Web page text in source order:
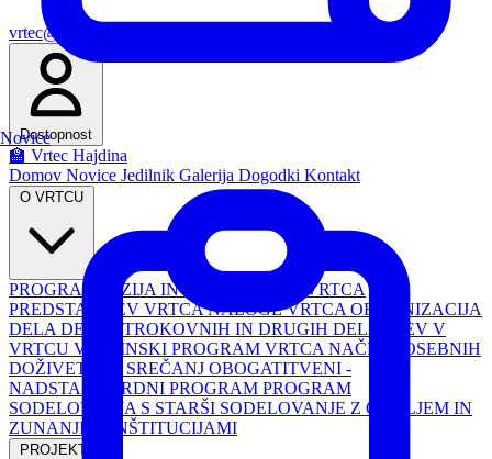
vrtec@os-hajdina.si
Dostopnost
🏫 Vrtec Hajdina
Domov Novice Jedilnik Galerija Dogodki Kontakt
O VRTCU
PROGRAM
VIZIJA IN POSLANSTVO VRTCA
PREDSTAVITEV VRTCANALOGE VRTCA ORGANIZACIJA
DELA DELO STROKOVNIH IN DRUGIH DELAVCEV V
VRTCU VSEBINSKI PROGRAM VRTCA NAČRT POSEBNIH
DOŽIVETIJ IN SREČANJ OBOGATITVENI -
NADSTANDARDNI PROGRAM PROGRAM
SODELOVANJA S STARŠI SODELOVANJE Z OKOLJEM IN
ZUNANJIMI INŠTITUCIJAMI
PROJEKTI
Novice